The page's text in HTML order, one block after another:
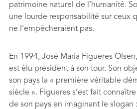
patrimoine naturel de l’humanité.
une lourde responsabilité sur ceux
ne l’empêcheraient pas.
En 1994, José Maria Figueres
est élu président à son tour. Son
son pays la « première véritable
siècle ». Figueres s’est fait
de son pays en imaginant le slogan